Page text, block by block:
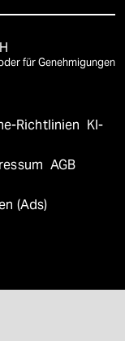
für Genehmigungen
Richtlinien KI-
AGB
(Ads)